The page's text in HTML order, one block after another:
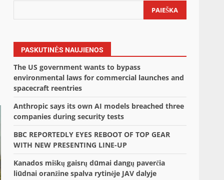
PAIEŠKA
PASKUTINĖS NAUJIENOS
The US government wants to bypass
environmental laws for commercial launches and
spacecraft reentries
Anthropic says its own AI models breached three
companies during security tests
BBC REPORTEDLY EYES REBOOT OF TOP GEAR
WITH NEW PRESENTING LINE-UP
Kanados miškų gaisrų dūmai dangų paverčia
liūdnai oranžine spalva rytinėje JAV dalyje